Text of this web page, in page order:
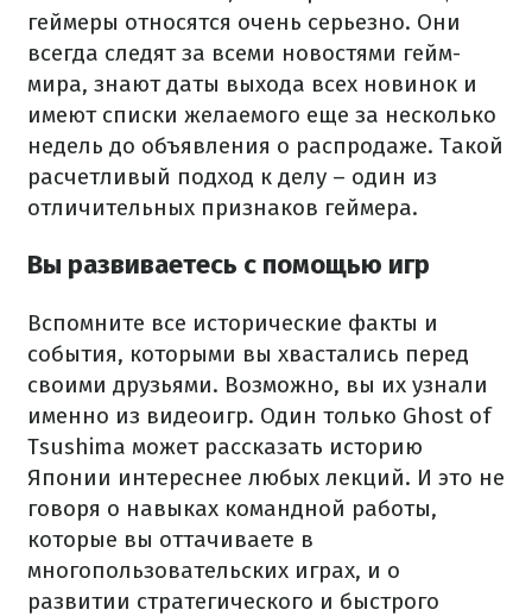
геймеры относятся очень серьезно. Они
всегда следят за всеми новостями гейм-
мира, знают даты выхода всех новинок и
имеют списки желаемого еще за несколько
недель до объявления о распродаже. Такой
расчетливый подход к делу – один из
отличительных признаков геймера.
Вы развиваетесь с помощью игр
Вспомните все исторические факты и
события, которыми вы хвастались перед
своими друзьями. Возможно, вы их узнали
именно из видеоигр. Один только Ghost of
Tsushima может рассказать историю
Японии интереснее любых лекций. И это не
говоря о навыках командной работы,
которые вы оттачиваете в
многопользовательских играх, и о
развитии стратегического и быстрого